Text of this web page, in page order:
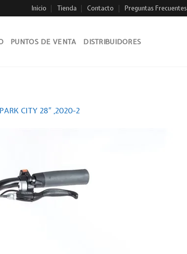
Inicio Tienda Contacto Preguntas Frecuentes
PUNTOS DE VENTA DISTRIBUIDORES
CITY 28″ ,2020-2